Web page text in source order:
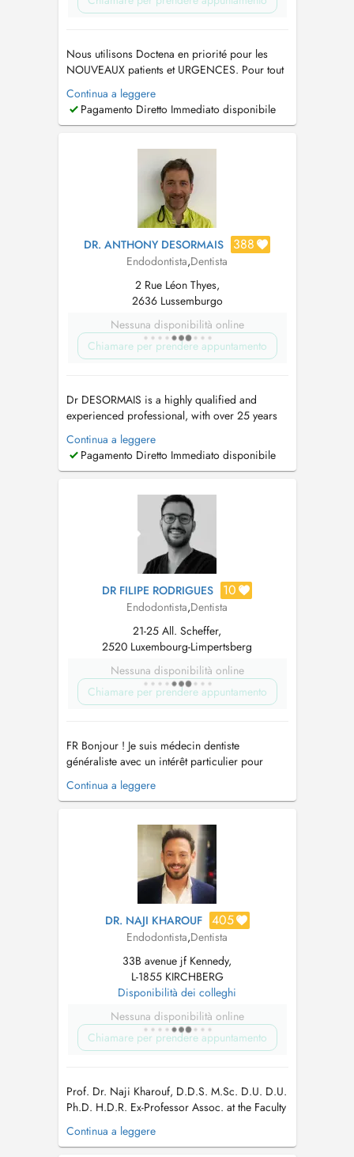
Nous utilisons Doctena en priorité pour les
NOUVEAUX patients et URGENCES. Pour tout
autre demande il est très fortement
recommandé de nous appeler directement au
225088 ou surdavidhoa@drhoa-dentiste.lu.
Continua a leggere
Pagamento Diretto Immediato disponibile
DR. ANTHONY DESORMAIS 388
Endodontista,Dentista
2 Rue Léon Thyes,
2636 Lussemburgo
Nessuna disponibilità online
Chiamare per prendere appuntamento
Dr DESORMAIS is a highly qualified and
experienced professional, with over 25 years
of Dental Experience, spanning 4 continents.
(Europe, Asia, Africa, America). Ancien
Praticien hospitalier. These en parodontologie-
implantologie depuis 2002. Contacter ...
Continua a leggere
Pagamento Diretto Immediato disponibile
DR FILIPE RODRIGUES 10
Endodontista,Dentista
21-25 All. Scheffer,
2520 Luxembourg-Limpertsberg
Nessuna disponibilità online
Chiamare per prendere appuntamento
FR Bonjour ! Je suis médecin dentiste
généraliste avec un intérêt particulier pour
l'endodontie ainsi qu'une formation continue
approfondie dans ce domaine. Mon objectif
centrés sur le patient, à travers une approche
conservatrice et minimale...
Continua a leggere
DR. NAJI KHAROUF 405
Endodontista,Dentista
33B avenue jf Kennedy,
L-1855 KIRCHBERG
Disponibilità dei colleghi
Nessuna disponibilità online
Chiamare per prendere appuntamento
Prof. Dr. Naji Kharouf, D.D.S. M.Sc. D.U. D.U.
Ph.D. H.D.R. Ex-Professor Assoc. at the Faculty
of Dentistry and the department of Biomaterials
& Bioengineering INSERM UMR_S 1121 at the
Continua a leggere